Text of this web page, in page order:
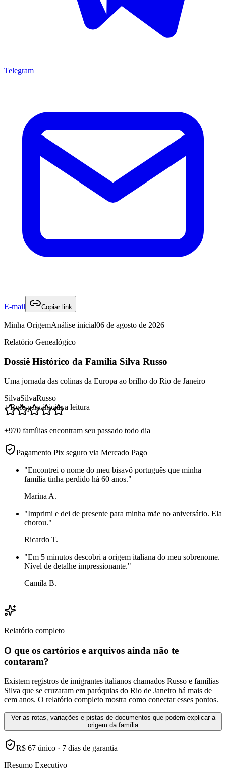
Telegram
E-mail Copiar link
Minha OrigemAnálise inicial06 de agosto de 2026
Relatório Genealógico
Dossiê Histórico da Família Silva Russo
Uma jornada das colinas da Europa ao brilho do Rio de Janeiro
SilvaSilvaRusso
↓ Role para iniciar a leitura
+970 famílias encontram seu passado todo dia
Pagamento Pix seguro via Mercado Pago
"Encontrei o nome do meu bisavô português que minha
família tinha perdido há 60 anos."
Marina A.
"Imprimi e dei de presente para minha mãe no aniversário. Ela
chorou."
Ricardo T.
"Em 5 minutos descobri a origem italiana do meu sobrenome.
Nível de detalhe impressionante."
Camila B.
Relatório completo
O que os cartórios e arquivos ainda não te
contaram?
Existem registros de imigrantes italianos chamados Russo e famílias
Silva que se cruzaram em paróquias do Rio de Janeiro há mais de
cem anos. O relatório completo mostra como conectar esses pontos.
Ver as rotas, variações e pistas de documentos que podem explicar a
origem da família
R$ 67 único · 7 dias de garantia
IResumo Executivo